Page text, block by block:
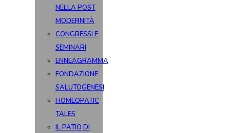
NELLA POST
MODERNITÀ
CONGRESSI E
SEMINARI
ENNEAGRAMMA
FONDAZIONE
SALUTOGENESI
HOMEOPATIC
TALES
IL PATIO DI